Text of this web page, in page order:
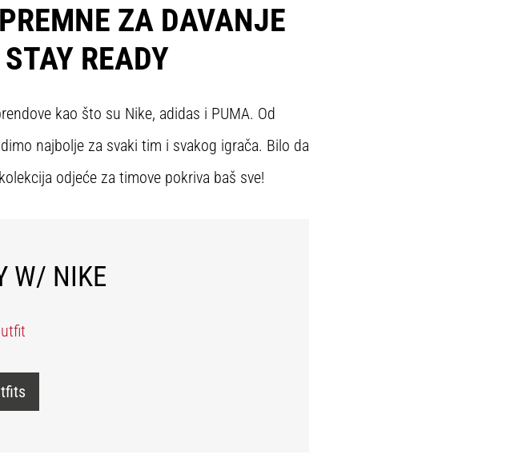
ZA DAVANJE
READY
kao što su Nike, adidas i PUMA. Od
najbolje za svaki tim i svakog igrača. Bilo da
odjeće za timove pokriva baš sve!
W/ NIKE